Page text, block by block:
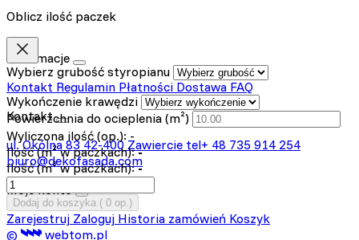
Oblicz ilość paczek
Wybierz grubość styropianu
Wykończenie krawędzi
Powierzchnia do ocieplenia (m²)
Wyliczona ilość (op.): -
Ilość (m² w paczkach): -
Ilość (m³ w paczkach): -
Dodaj do koszyka ( 0 op.)
Informacje
Kontakt Regulamin Płatności Dostawa FAQ
Kontakt
ul. Okólna 8342-400 Zawiercie tel+ 48 735 914 254
biuro@dekofasada.com
Moje konto
Zarejestruj Zaloguj Historia zamówień Koszyk
©
webtom.pl